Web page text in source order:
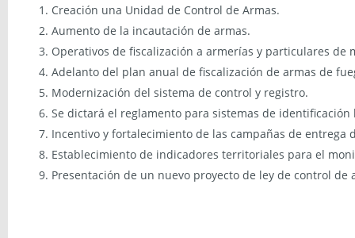
Creación una Unidad de Control de Armas.
Aumento de la incautación de armas.
Operativos de fiscalización a armerías y particulares
Adelanto del plan anual de fiscalización de armas de
Modernización del sistema de control y registro.
Se dictará el reglamento para sistemas de
Incentivo y fortalecimiento de las campañas de entrega
Establecimiento de indicadores territoriales para el
Presentación de un nuevo proyecto de ley de control